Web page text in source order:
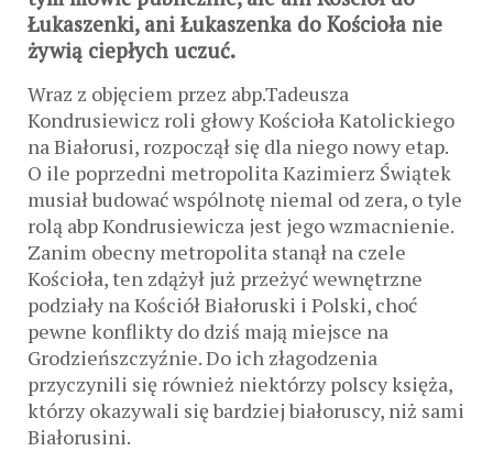
Łukaszenki, ani Łukaszenka do Kościoła nie
żywią ciepłych uczuć.
Wraz z objęciem przez abp.Tadeusza
Kondrusiewicz roli głowy Kościoła Katolickiego
na Białorusi, rozpoczął się dla niego nowy etap.
O ile poprzedni metropolita Kazimierz Świątek
musiał budować wspólnotę niemal od zera, o tyle
rolą abp Kondrusiewicza jest jego wzmacnienie.
Zanim obecny metropolita stanął na czele
Kościoła, ten zdążył już przeżyć wewnętrzne
podziały na Kościół Białoruski i Polski, choć
pewne konflikty do dziś mają miejsce na
Grodzieńszczyźnie. Do ich złagodzenia
przyczynili się również niektórzy polscy księża,
którzy okazywali się bardziej białoruscy, niż sami
Białorusini.